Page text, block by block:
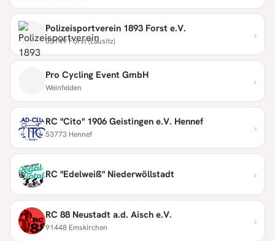
Polizeisportverein 1893 Forst e.V.
03149 Forst (Lausitz) ›
Pro Cycling Event GmbH
Weinfelden ›
RC "Cito" 1906 Geistingen e.V. Hennef
53773 Hennef ›
RC "Edelweiß" Niederwöllstadt ›
RC 88 Neustadt a.d. Aisch e.V.
91448 Emskirchen ›